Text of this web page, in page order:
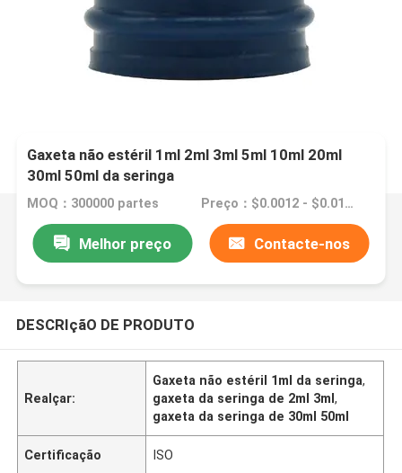
Gaxeta não estéril 1ml 2ml 3ml 5ml 10ml 20ml
30ml 50ml da seringa
MOQ：300000 partes Preço：$0.0012 - $0.0154/pieces
Melhor preço Contacte-nos
DESCRIçãO DE PRODUTO
Realçar:
Gaxeta não estéril 1ml da seringa,
gaxeta da seringa de 2ml 3ml,
gaxeta da seringa de 30ml 50ml
Certificação ISO